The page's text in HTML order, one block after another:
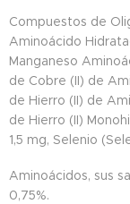
Compuestos de
Aminoácido
Manganeso
de Cobre (II) de
de Hierro (II) de
de Hierro (II)
1,5 mg, Selenio
Aminoácidos, sus
0,75%.